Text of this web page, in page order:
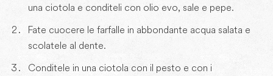
una ciotola e conditeli con olio evo, sale e pepe.
Fate cuocere le farfalle in abbondante acqua salata e
scolatele al dente.
Conditele in una ciotola con il pesto e con i